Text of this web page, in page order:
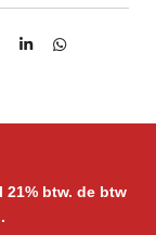
S
D
btw. de btw